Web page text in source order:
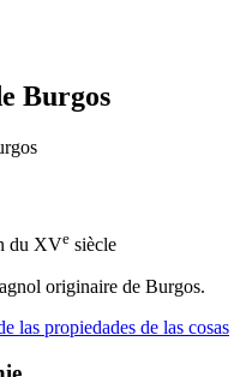
Burgos
du XVe siècle
originaire de Burgos.
las propiedades de las cosas